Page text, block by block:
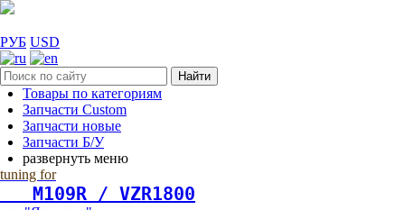
РУБ USD
Найти
Товары по категориям
Запчасти Custom
Запчасти новые
Запчасти Б/У
развернуть меню
tuning for
   М109R / VZR1800